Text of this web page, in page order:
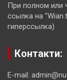
При полном или
ссылка на
гиперссылка)
Контакти:
E-mail: